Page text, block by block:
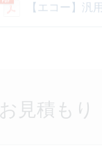
【エコー】
お見積もり